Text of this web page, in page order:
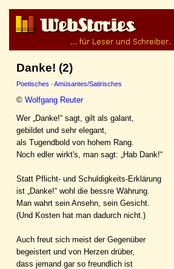
Danke! (2)
Poetisches · Amüsantes/Satirisches
© Wolfgang Reuter
Wer „Danke!“ sagt, gilt als galant,
gebildet und sehr elegant,
als Tugendbold von hohem Rang.
Noch edler wirkt's, man sagt: „Hab Dank!“
Statt Pflicht- und Schuldigkeits-Erklärung
ist „Danke!“ wohl die bessre Währung.
Man wahrt sein Ansehn, sein Gesicht.
(Und Kosten hat man dadurch nicht.)
Auch freut sich meist der Gegenüber
begeistert und von Herzen drüber,
dass jemand gar so freundlich ist